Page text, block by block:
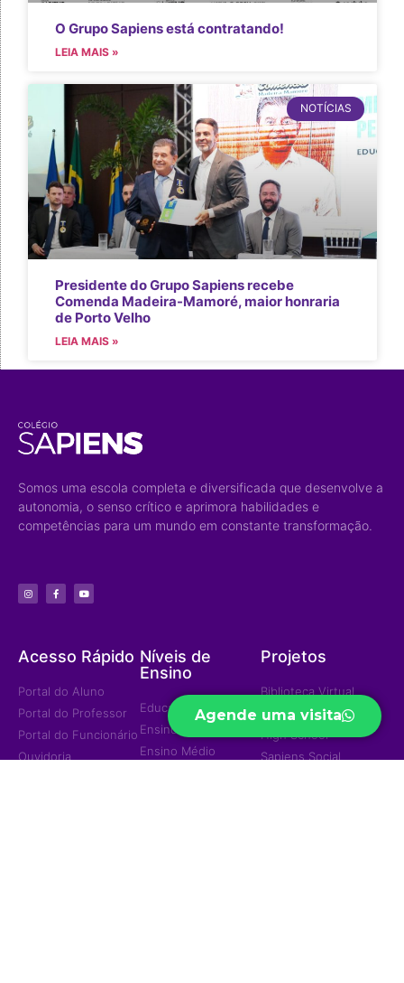
O Grupo Sapiens está contratando!
LEIA MAIS »
NOTÍCIAS
Presidente do Grupo Sapiens recebe
Comenda Madeira-Mamoré, maior honraria
de Porto Velho
LEIA MAIS »
Agende uma visita
Somos uma escola completa e diversificada que desenvolve a
autonomia, o senso crítico e aprimora habilidades e
competências para um mundo em constante transformação.
Acesso Rápido
Portal do Aluno
Portal do Professor
Portal do Funcionário
Ouvidoria
Níveis de
Ensino
Educação Infantil
Ensino Fundamental
Ensino Médio
Projetos
Biblioteca Virtual
Curso Preparatório
High School
Sapiens Social